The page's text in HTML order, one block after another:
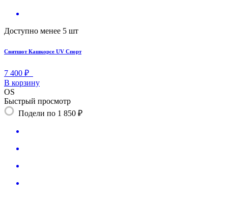
Доступно менее 5 шт
Свитшот Кашкорсе UV Спорт
7 400 ₽
В корзину
OS
Быстрый просмотр
Подели по 1 850 ₽